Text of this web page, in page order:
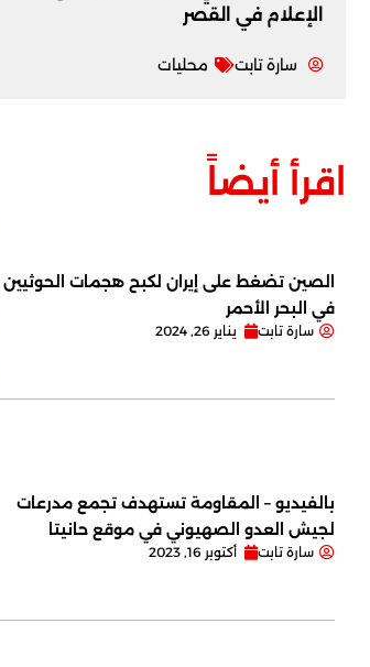
‏الإعلام في القصر
سارة تابت محليات
اقرأ أيضاً
الصين تضغط على إيران لكبح هجمات الحوثيين
في البحر الأحمر
سارة تابت يناير 26, 2024
بالفيديو – المقاومة تستهدف تجمع مدرعات
لجيش العدو الصهيوني في موقع حانيتا
سارة تابت أكتوبر 16, 2023